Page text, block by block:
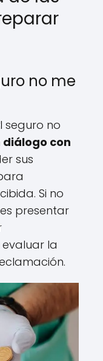
no me
seguro no
diálogo con
sus
Si no
presentar
la